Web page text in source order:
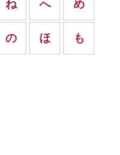
ね
の
へ
ほ
め
も